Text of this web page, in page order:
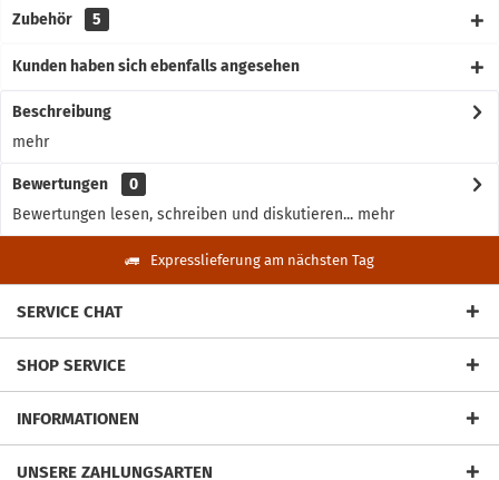
Zubehör 5
Kunden haben sich ebenfalls angesehen
Beschreibung
mehr
Bewertungen
0
Bewertungen lesen, schreiben und diskutieren... mehr
Expresslieferung am nächsten Tag
SERVICE CHAT
SHOP SERVICE
INFORMATIONEN
UNSERE ZAHLUNGSARTEN